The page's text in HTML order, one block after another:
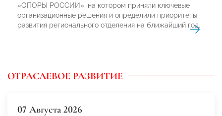
«ОПОРЫ РОССИИ», на котором приняли ключевые
организационные решения и определили приоритеты
развития регионального отделения на ближайший год.
ОТРАСЛЕВОЕ РАЗВИТИЕ
07 Августа 2026